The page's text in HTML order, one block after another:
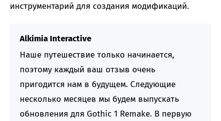
инструментарий для создания модификаций.
Alkimia Interactive
Наше путешествие только начинается,
поэтому каждый ваш отзыв очень
пригодится нам в будущем. Следующие
несколько месяцев мы будем выпускать
обновления для Gothic 1 Remake. В первую